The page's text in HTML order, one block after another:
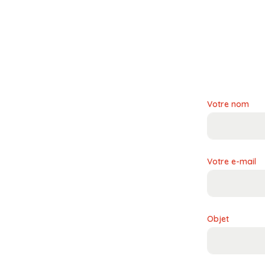
Votre nom
Votre e-mail
Objet